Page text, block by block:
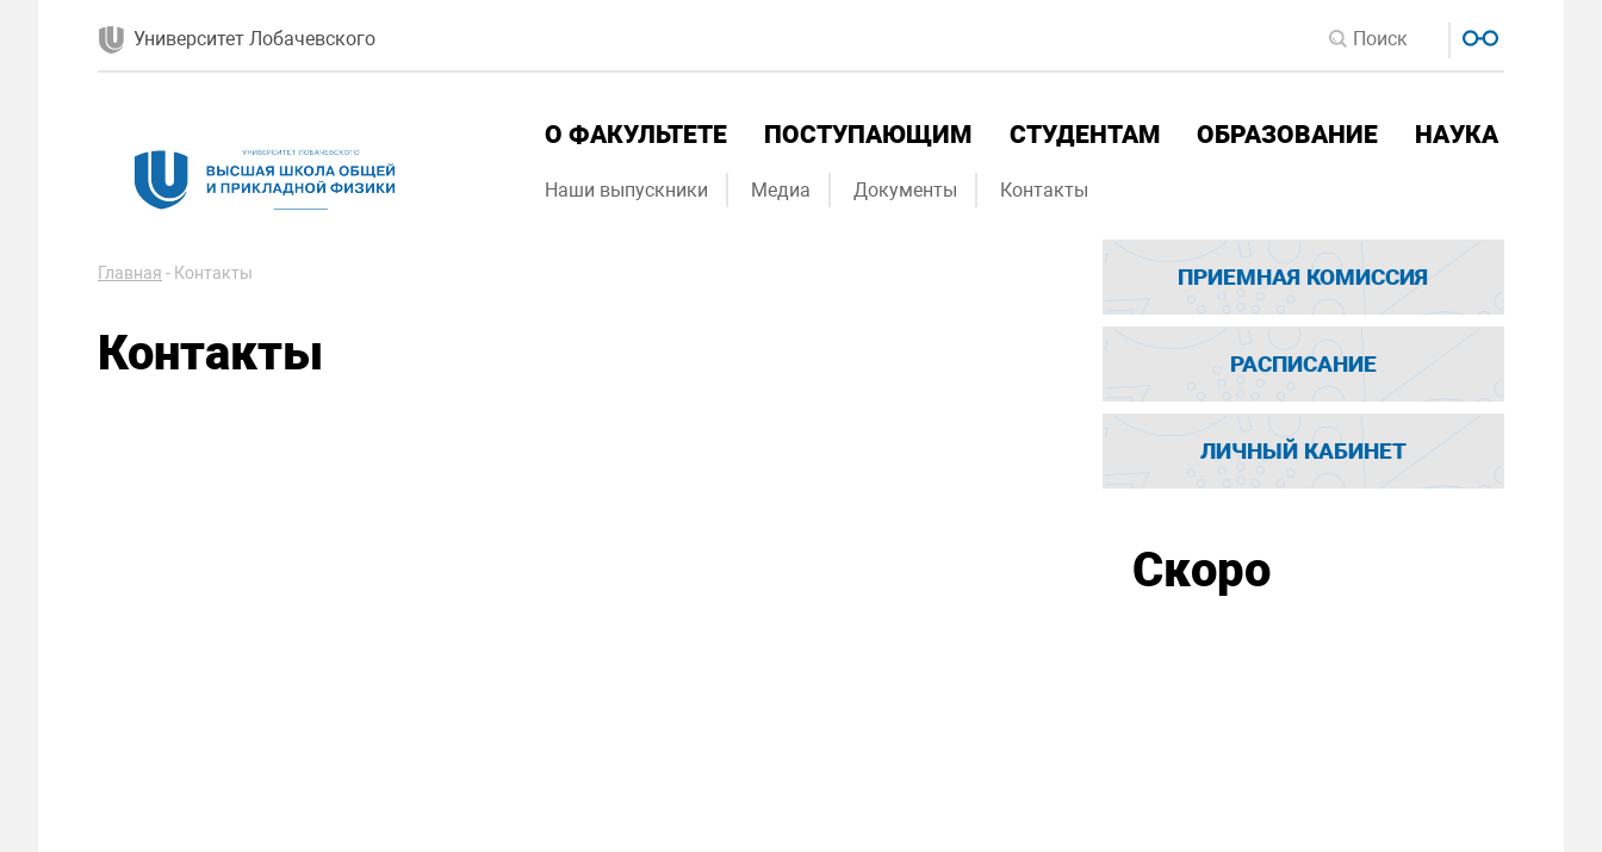
Университет Лобачевского
О ФАКУЛЬТЕТЕ ПОСТУПАЮЩИМ СТУДЕНТАМ ОБРАЗОВАНИЕ НАУКА
Наши выпускники Медиа Документы Контакты
Главная - Контакты
Контакты
ПРИЕМНАЯ КОМИССИЯ
РАСПИСАНИЕ
ЛИЧНЫЙ КАБИНЕТ
Скоро